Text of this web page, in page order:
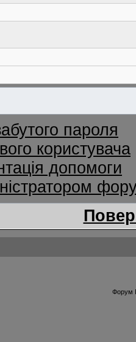
пароля
користувача
допомоги
Форум